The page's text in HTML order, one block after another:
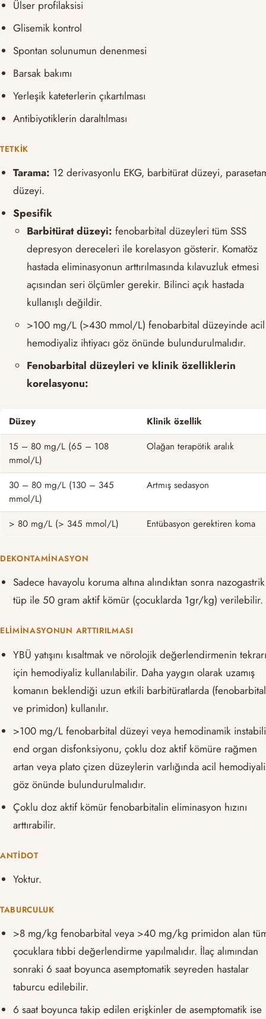
Ülser profilaksisi
Glisemik kontrol
Spontan solunumun denenmesi
Barsak bakımı
Yerleşik kateterlerin çıkartılması
Antibiyotiklerin daraltılması
TETKIK
Tarama: 12 derivasyonlu EKG, barbitürat düzeyi,
düzeyi.
Spesifik
Barbitürat düzeyi: fenobarbital düzeyleri tüm SSS
depresyon dereceleri ile korelasyon gösterir. Komatöz
hastada eliminasyonun arttırılmasında kılavuzluk etmesi
açısından seri ölçümler gerekir. Bilinci açık hastada
kullanışlı değildir.
>100 mg/L (>430 mmol/L) fenobarbital düzeyinde acil
hemodiyaliz ihtiyacı göz önünde bulundurulmalıdır.
Fenobarbital düzeyleri ve klinik özelliklerin
korelasyonu:
Düzey
Klinik özellik
15 – 80 mg/L (65 – 108
mmol/L)
Olağan terapötik aralık
30 – 80 mg/L (130 – 345
mmol/L)
Artmış sedasyon
> 80 mg/L (> 345 mmol/L) Entübasyon gerektiren koma
DEKONTAMINASYON
Sadece havayolu koruma altına alındıktan sonra nazogastrik
tüp ile 50 gram aktif kömür (çocuklarda 1gr/kg) verilebilir.
ELIMINASYONUN ARTTIRILMASI
YBÜ yatışını kısaltmak ve nörolojik değerlendirmenin
için hemodiyaliz kullanılabilir. Daha yaygın olarak uzamış
komanın beklendiği uzun etkili barbitüratlarda (fenobarbital
ve primidon) kullanılır.
>100 mg/L fenobarbital düzeyi veya hemodinamik
end organ disfonksiyonu, çoklu doz aktif kömüre rağmen
artan veya plato çizen düzeylerin varlığında acil
göz önünde bulundurulmalıdır.
Çoklu doz aktif kömür fenobarbitalin eliminasyon hızını
arttırabilir.
ANTIDOT
Yoktur.
TABURCULUK
>8 mg/kg fenobarbital veya >40 mg/kg primidon alan
çocuklara tıbbi değerlendirme yapılmalıdır. İlaç alımından
sonraki 6 saat boyunca asemptomatik seyreden hastalar
taburcu edilebilir.
6 saat boyunca takip edilen erişkinler de asemptomatik ise